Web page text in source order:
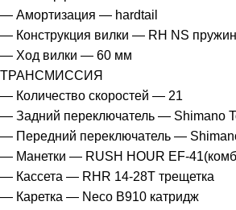
— Амортизация — hardtail
— Конструкция вилки — RH NS
— Ход вилки — 60 мм
ТРАНСМИССИЯ
— Количество скоростей — 21
— Задний переключатель — Shimano
— Передний переключатель —
— Манетки — RUSH HOUR EF-
— Кассета — RHR 14-28T трещетка
— Каретка — Neco B910 катридж